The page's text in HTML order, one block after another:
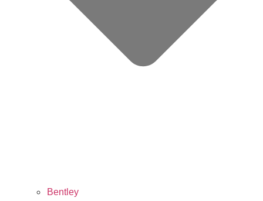
Bentley